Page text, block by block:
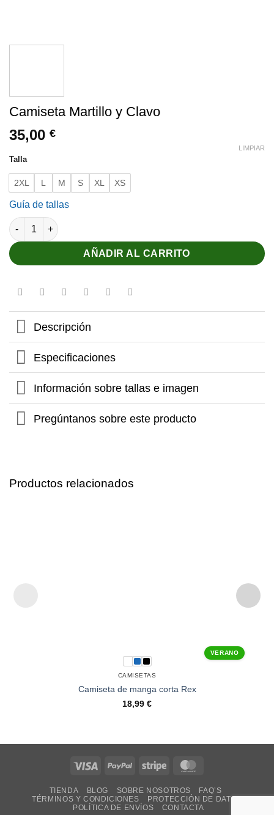
Camiseta Martillo y Clavo
35,00 €
Talla
2XL L M S XL XS
LIMPIAR
Guía de tallas
Camiseta Martillo y Clavo cantidad
AÑADIR AL CARRITO
Descripción
Especificaciones
Información sobre tallas e imagen
Pregúntanos sobre este producto
Productos relacionados
VERANO
CAMISETAS
Camiseta de manga corta Rex
18,99 €
Visa PayPal Stripe
TIENDA BLOG SOBRE NOSOTROS
FAQ’S
TÉRMINOS Y CONDICIONES
PROTECCIÓN DE DATOS
POLÍTICA DE ENVÍOS
CONTACTA